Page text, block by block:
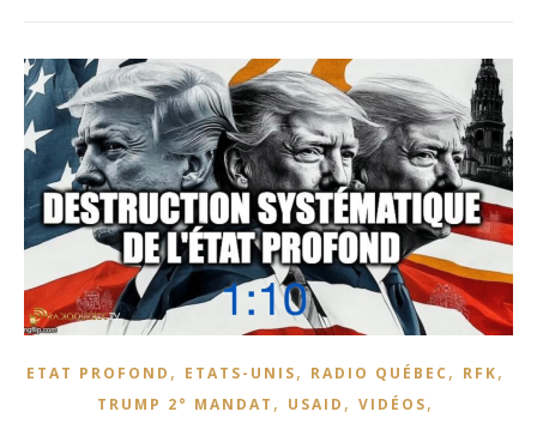
ETAT PROFOND , ETATS-UNIS, RADIO QUÉBEC , RFK,
TRUMP 2° MANDAT , USAID , VIDÉOS,